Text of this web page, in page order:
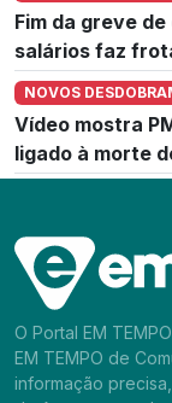
Fim da greve
salários faz
NOVOS
Vídeo mostra
ligado à morte
O Portal EM
EM TEMPO de
informação